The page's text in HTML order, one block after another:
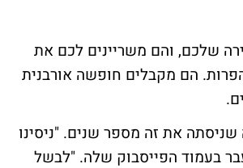
שלכם, והם משריינים לכם את
הם מקבלים חופשה אורבנית
אודם, תושבת חדרה שניסתה את זה מספר שנים. "ניסינו
בעמוד הפייסבוק שלה. "לבשל